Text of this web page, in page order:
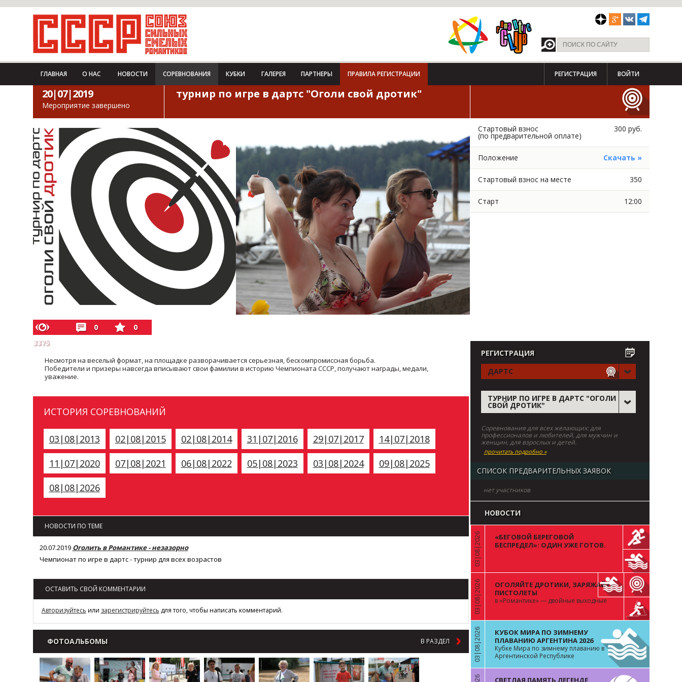
ГЛАВНАЯ О НАС НОВОСТИ СОРЕВНОВАНИЯ КУБКИ ГАЛЕРЕЯ ПАРТНЕРЫ ПРАВИЛА РЕГИСТРАЦИИ РЕГИСТРАЦИЯ ВОЙТИ
20|07|2019
Мероприятие завершено
турнир по игре в дартс "Оголи свой дротик"
Стартовый взнос
(по предварительной оплате)
300 руб.
Положение Скачать »
Стартовый взнос на месте 350
Старт 12:00
3375
0 0
Несмотря на веселый формат, на площадке разворачивается серьезная, бескомпромиссная борьба.
Победители и призеры навсегда вписывают свои фамилии в историю Чемпионата СССР, получают награды, медали,
уважение.
ИСТОРИЯ СОРЕВНОВАНИЙ
03|08|2013 02|08|2015 02|08|2014 31|07|2016 29|07|2017
14|07|2018
11|07|2020
07|08|2021 06|08|2022 05|08|2023 03|08|2024
09|08|2025
08|08|2026
НОВОСТИ ПО ТЕМЕ
20.07.2019 Оголить в Романтике - незазорно
Чемпионат по игре в дартс - турнир для всех возрастов
ОСТАВИТЬ СВОЙ КОММЕНТАРИИ
Авторизуйтесь или зарегистрируйтесь для того, чтобы написать комментарий.
ФОТОАЛЬБОМЫ В РАЗДЕЛ
РЕГИСТРАЦИЯ
ДАРТС
ТУРНИР ПО ИГРЕ В ДАРТС "ОГОЛИ
СВОЙ ДРОТИК"
Соревнования для всех желающих: для
профессионалов и любителей, для мужчин и
женщин, для взрослых и детей.
прочитать подробно »
СПИСОК ПРЕДВАРИТЕЛЬНЫХ ЗАЯВОК
нет участников
НОВОСТИ
«
03|08|2026
«БЕГОВОЙ БЕРЕГОВОЙ
БЕСПРЕДЕЛ»: ОДИН УЖЕ ГОТОВ.
«
03|08|2026
ОГОЛЯЙТЕ ДРОТИКИ, ЗАРЯЖАЙТЕ
ПИСТОЛЕТЫ
в «Романтике» — двойные выходные
«
03|08|2026
КУБОК МИРА ПО ЗИМНЕМУ
ПЛАВАНИЮ АРГЕНТИНА 2026
Кубке Мира по зимнему плаванию в
Аргентинской Республике
СВЕТЛАЯ ПАМЯТЬ ЛЕГЕНДЕ